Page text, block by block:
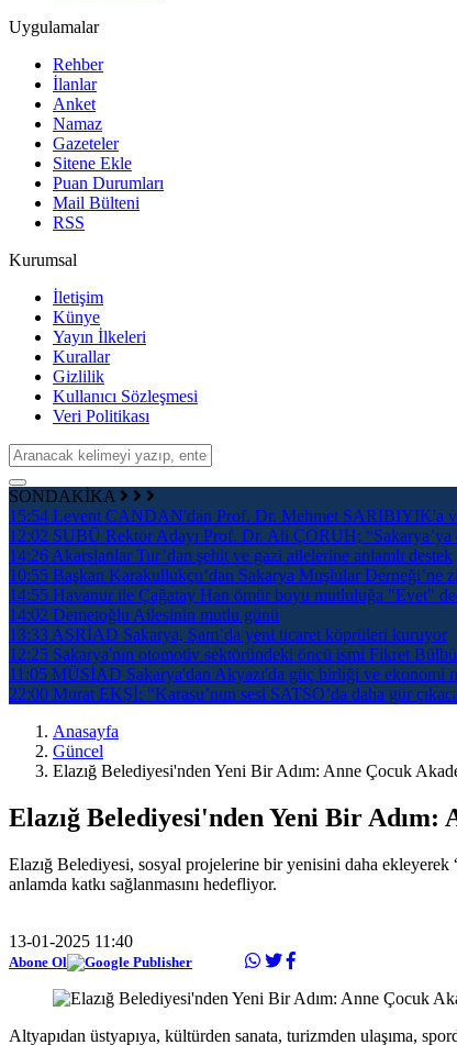
Uygulamalar
Rehber
İlanlar
Anket
Namaz
Gazeteler
Sitene Ekle
Puan Durumları
Mail Bülteni
RSS
Kurumsal
İletişim
Künye
Yayın İlkeleri
Kurallar
Gizlilik
Kullanıcı Sözleşmesi
Veri Politikası
SONDAKİKA
15:54 Levent CANDAN'dan Prof. Dr. Mehmet SARIBIYIK'a
12:02 SUBÜ Rektör Adayı Prof. Dr. Ali ÇORUH;
14:26 Akarslanlar Tur’dan şehit ve gazi ailelerine anlamlı destek
10:55 Başkan Karakullukçu’dan Sakarya Muşlular Derneği’ne
14:55 Havanur ile Çağatay Han ömür boyu mutluluğa "Evet"
14:02 Demetoğlu Ailesinin mutlu günü
13:33 ASRİAD Sakarya, Şam’da yeni ticaret köprüleri kuruyor
12:25 Sakarya'nın otomotiv sektöründeki öncü ismi Fikret
11:05 MÜSİAD Sakarya'dan Akyazı'da güç birliği ve ekonomi
22:00 Murat EKŞİ: “Karasu’nun sesi SATSO’da daha gür
Anasayfa
Güncel
Elazığ Belediyesi'nden Yeni Bir Adım: Anne Çocuk
Elazığ Belediyesi'nden Yeni Bir Adım:
Elazığ Belediyesi, sosyal projelerine bir yenisini daha
anlamda katkı sağlanmasını hedefliyor.
13-01-2025 11:40
Abone Ol
Altyapıdan üstyapıya, kültürden sanata, turizmden ulaşıma,